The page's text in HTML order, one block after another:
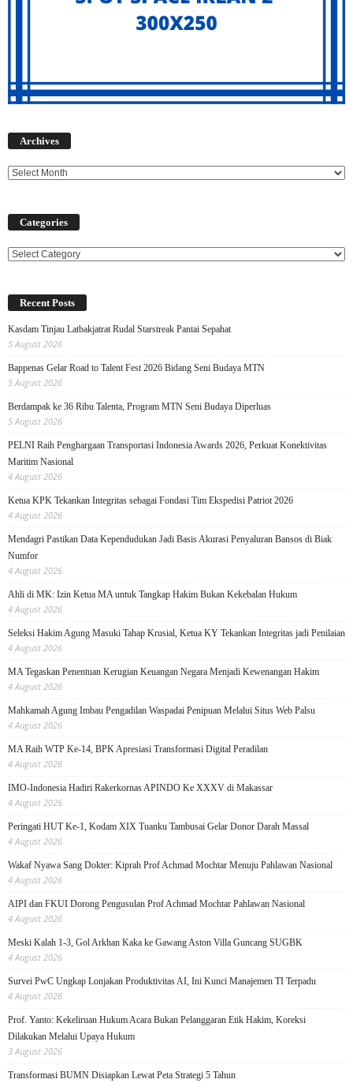
Archives
Categories
Categories
Recent Posts
Kasdam Tinjau Latbakjatrat Rudal Starstreak Pantai Sepahat
5 August 2026
Bappenas Gelar Road to Talent Fest 2026 Bidang Seni Budaya MTN
5 August 2026
Berdampak ke 36 Ribu Talenta, Program MTN Seni Budaya Diperluas
5 August 2026
PELNI Raih Penghargaan Transportasi Indonesia Awards 2026, Perkuat Konektivitas
Maritim Nasional
4 August 2026
Ketua KPK Tekankan Integritas sebagai Fondasi Tim Ekspedisi Patriot 2026
4 August 2026
Mendagri Pastikan Data Kependudukan Jadi Basis Akurasi Penyaluran Bansos di Biak
Numfor
4 August 2026
Ahli di MK: Izin Ketua MA untuk Tangkap Hakim Bukan Kekebalan Hukum
4 August 2026
Seleksi Hakim Agung Masuki Tahap Krusial, Ketua KY Tekankan Integritas jadi Penilaian
4 August 2026
MA Tegaskan Penentuan Kerugian Keuangan Negara Menjadi Kewenangan Hakim
4 August 2026
Mahkamah Agung Imbau Pengadilan Waspadai Penipuan Melalui Situs Web Palsu
4 August 2026
MA Raih WTP Ke-14, BPK Apresiasi Transformasi Digital Peradilan
4 August 2026
IMO-Indonesia Hadiri Rakerkornas APINDO Ke XXXV di Makassar
4 August 2026
Peringati HUT Ke-1, Kodam XIX Tuanku Tambusai Gelar Donor Darah Massal
4 August 2026
Wakaf Nyawa Sang Dokter: Kiprah Prof Achmad Mochtar Menuju Pahlawan Nasional
4 August 2026
AIPI dan FKUI Dorong Pengusulan Prof Achmad Mochtar Pahlawan Nasional
4 August 2026
Meski Kalah 1-3, Gol Arkhan Kaka ke Gawang Aston Villa Guncang SUGBK
4 August 2026
Survei PwC Ungkap Lonjakan Produktivitas AI, Ini Kunci Manajemen TI Terpadu
4 August 2026
Prof. Yanto: Kekeliruan Hukum Acara Bukan Pelanggaran Etik Hakim, Koreksi
Dilakukan Melalui Upaya Hukum
3 August 2026
Transformasi BUMN Disiapkan Lewat Peta Strategi 5 Tahun